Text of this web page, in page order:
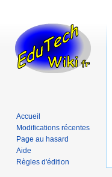
Accueil
Modifications récentes
Page au hasard
Aide
Règles d'édition